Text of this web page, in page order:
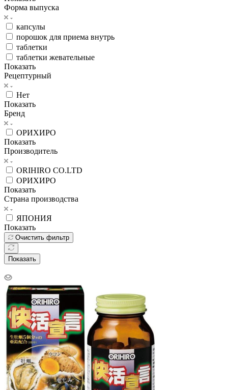
Форма выпуска
капсулы
порошок для приема внутрь
таблетки
таблетки жевательные
Показать
Рецептурный
Нет
Показать
Бренд
ОРИХИРО
Показать
Производитель
ORIHIRO CO.LTD
ОРИХИРО
Показать
Страна производства
ЯПОНИЯ
Показать
Очистить фильтр
Показать